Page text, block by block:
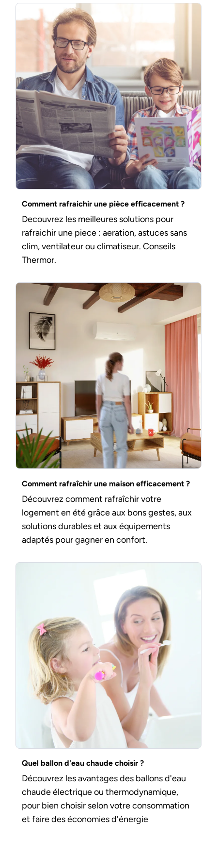
Comment rafraichir une pièce efficacement ?
Decouvrez les meilleures solutions pour
rafraichir une piece : aeration, astuces sans
clim, ventilateur ou climatiseur. Conseils
Thermor.
Comment rafraîchir une maison efficacement ?
Découvrez comment rafraîchir votre
logement en été grâce aux bons gestes, aux
solutions durables et aux équipements
adaptés pour gagner en confort.
Quel ballon d'eau chaude choisir ?
Découvrez les avantages des ballons d'eau
chaude électrique ou thermodynamique,
pour bien choisir selon votre consommation
et faire des économies d'énergie